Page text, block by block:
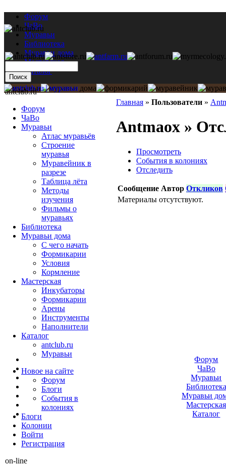
Форум
ЧаВо
Муравьи
Библиотека
Муравьи дома
Мастерская
Каталог
Главная » Пользователи »
Antmaox »
Просмотреть
События в колониях
Отследить
Сообщение Автор Откликов
Материалы отсутствуют.
antclub.ru
Форум
ЧаВо
Муравьи
Атлас муравьёв
Строение
муравья
Муравейник в
разрезе
Таблица лёта
Методы
изучения
Фильмы о
муравьях
Библиотека
Муравьи дома
С чего начать
Формикарии
Условия
Кормление
Мастерская
Инкубаторы
Формикарии
Арены
Инструменты
Наполнители
Каталог
antclub.ru
Муравьи
Новое на сайте
Форум
Блоги
События в
колониях
Блоги
Колонии
Войти
Peгиcтpaция
on-line
Форум
ЧаВо
Муравьи
Библиотека
Муравьи
Мастерская
Каталог